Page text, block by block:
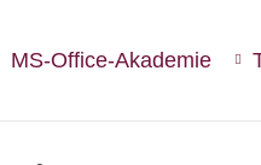
MS-Office-Akademie